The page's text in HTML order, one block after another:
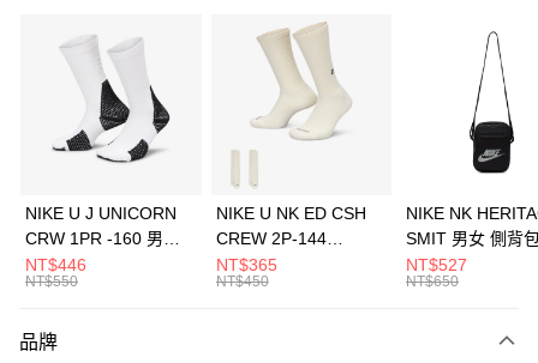
3 期 0 利率 每期 21家銀行
合作金庫商業銀行
第一商業銀行
華南商業銀行
彰化商業銀行
上海商業儲蓄銀行
元大商業銀行
台灣樂天信用卡公司
Apple Pay
全盈+PAY
AFTEE先享後付
【關於「AFTEE先享後付」】
NIKE U J UNICORN
CRW 1PR -160 男女
中統襪 FZ3393100
NT$446
NT$550
NIKE U NK ED CSH
CREW 2P-144
EMBRDY 男女 短統襪
FZ3073133
NT$365
NT$450
NIKE NK
SMIT 男女 側背
BA5871010
NT$527
NT$650
品牌